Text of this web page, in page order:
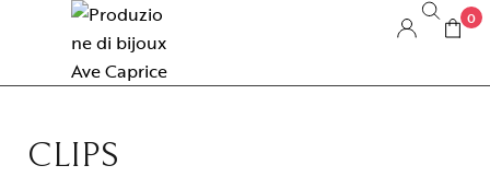
0
CLIPS